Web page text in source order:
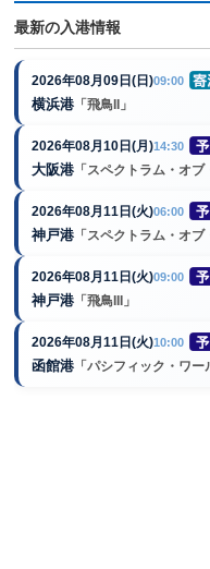
最新の入港情報
2026年08月09日(日)09:00
横浜港 「飛鳥II」
2026年08月10日(月)14:30
大阪港 「スペクトラム・オブ
2026年08月11日(火)06:00
神戸港 「スペクトラム・オブ
2026年08月11日(火)09:00
神戸港 「飛鳥III」
2026年08月11日(火)10:00
函館港 「パシフィック・ワー